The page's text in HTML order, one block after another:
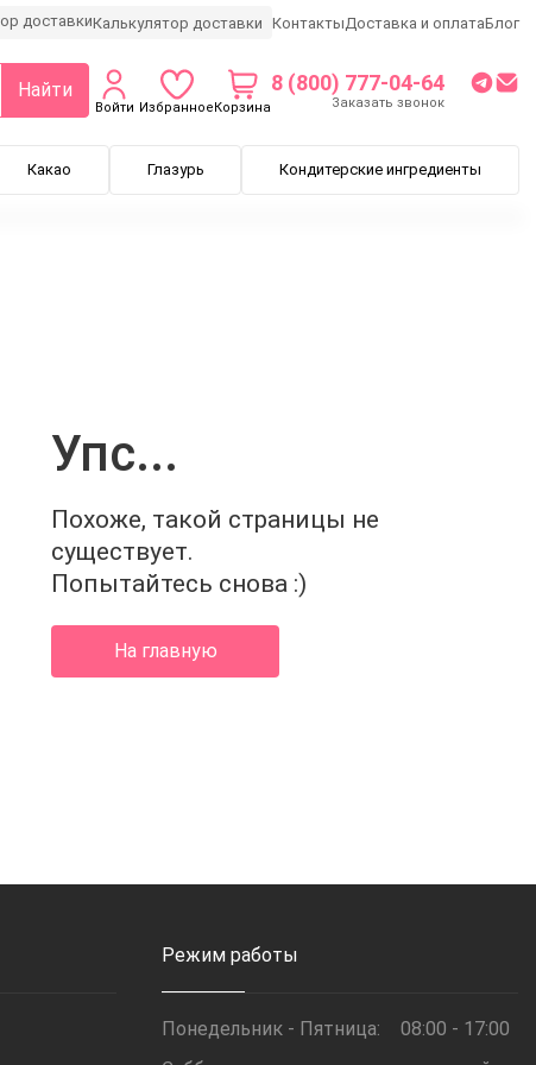
Калькулятор доставки КонтактыДоставка и оплатаБлог
Найти
Войти ИзбранноеКорзина
8 (800) 777-04-64
Заказать звонок
Какао Глазурь Кондитерские ингредиенты
Упс...
Похоже, такой страницы не
существует.
Попытайтесь снова :)
На главную
Режим работы
Понедельник - Пятница:
08:00 - 17:00